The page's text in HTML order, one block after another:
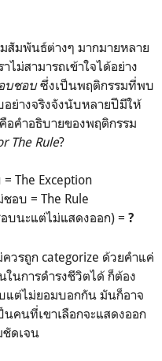
สัมพันธ์ต่างๆ มากมายหลาย
ไม่สามารถเข้าใจได้อย่าง
บชอบซึ่งเป็นพฤติกรรมที่พบ
ย่างจริงจังนับหลายปีมีให้
อคำอธิบายของพฤติกรรม
The Rule?
The Exception
อบ = The Rule
บนะแต่ไม่แสดงออก) = ?
วรถูก categorize ด้วยคำแค่
นการดำรงชีวิตได้ ก็ต้อง
แต่ไม่ยอมบอกกัน มันก็อาจ
นคนที่เขาเลือกจะแสดงออก
ดเจน